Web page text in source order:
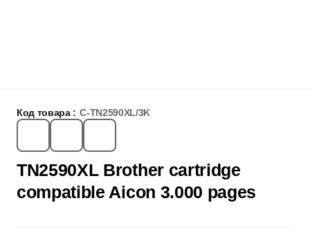
Код товара : C-TN2590XL/3K
TN2590XL Brother cartridge
compatible Aicon 3.000 pages